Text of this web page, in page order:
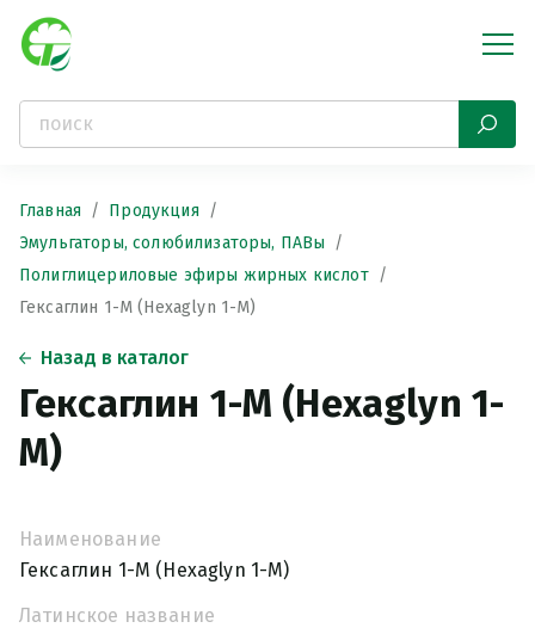
Главная
Продукция
Эмульгаторы, солюбилизаторы, ПАВы
Полиглицериловые эфиры жирных кислот
Гексаглин 1-М (Hexaglyn 1-M)
Назад в каталог
Гексаглин 1-М (Hexaglyn 1-
M)
Наименование
Гексаглин 1-М (Hexaglyn 1-M)
Латинское название